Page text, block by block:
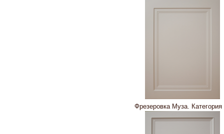
Фрезеровка Муза.